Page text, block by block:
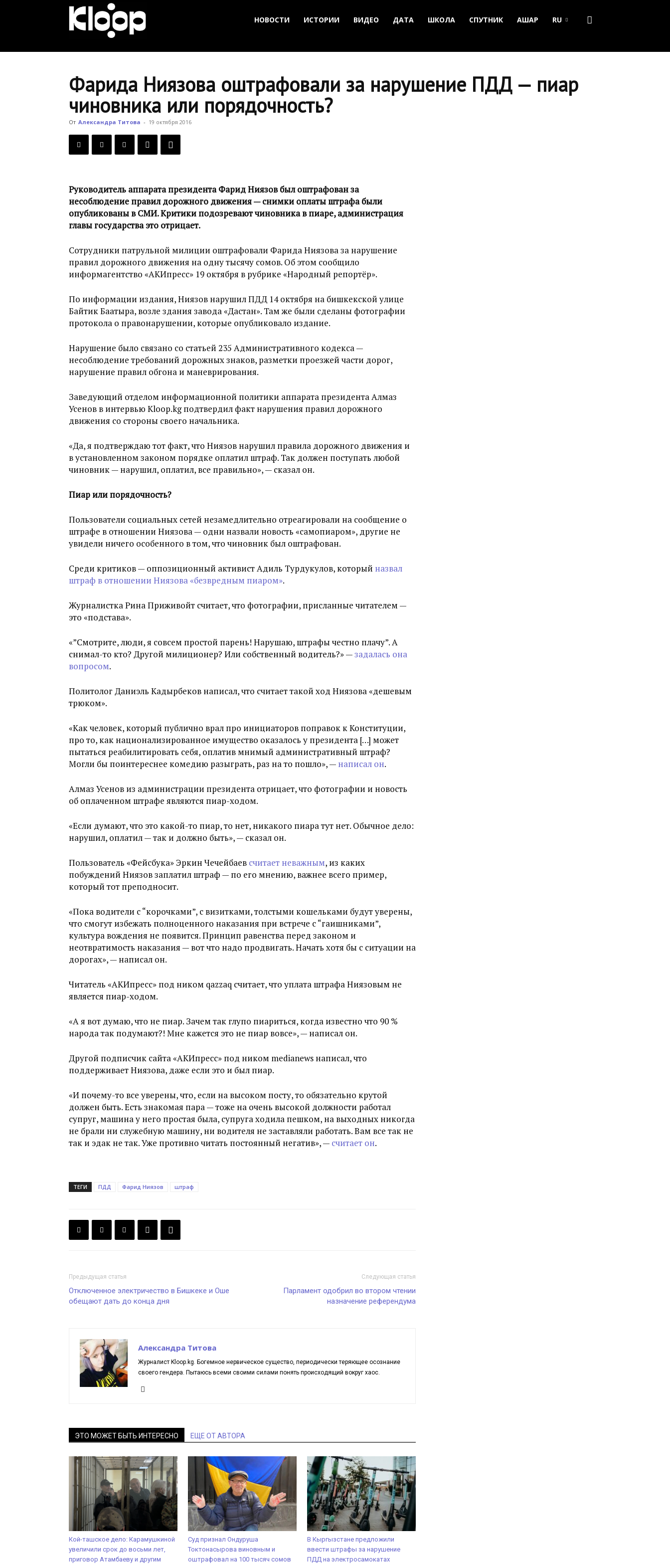
Новости
Кыргызстана
НОВОСТИ ИСТОРИИ ВИДЕО ДАТА ШКОЛА СПУТНИК АШАР RU
Фарида Ниязова оштрафовали за нарушение ПДД — пиар
чиновника или порядочность?
От Александра Титова - 19 октября 2016
Руководитель аппарата президента Фарид Ниязов был оштрафован за
несоблюдение правил дорожного движения — снимки оплаты штрафа были
опубликованы в СМИ. Критики подозревают чиновника в пиаре, администрация
главы государства это отрицает.
Сотрудники патрульной милиции оштрафовали Фарида Ниязова за нарушение
правил дорожного движения на одну тысячу сомов. Об этом сообщило
информагентство «АКИпресс» 19 октября в рубрике «Народный репортёр».
По информации издания, Ниязов нарушил ПДД 14 октября на бишкекской улице
Байтик Баатыра, возле здания завода «Дастан». Там же были сделаны фотографии
протокола о правонарушении, которые опубликовало издание.
Нарушение было связано со статьей 235 Административного кодекса —
несоблюдение требований дорожных знаков, разметки проезжей части дорог,
нарушение правил обгона и маневрирования.
Заведующий отделом информационной политики аппарата президента Алмаз
Усенов в интервью Kloop.kg подтвердил факт нарушения правил дорожного
движения со стороны своего начальника.
«Да, я подтверждаю тот факт, что Ниязов нарушил правила дорожного движения и
в установленном законом порядке оплатил штраф. Так должен поступать любой
чиновник — нарушил, оплатил, все правильно», — сказал он.
Пиар или порядочность?
Пользователи социальных сетей незамедлительно отреагировали на сообщение о
штрафе в отношении Ниязова — одни назвали новость «самопиаром», другие не
увидели ничего особенного в том, что чиновник был оштрафован.
Среди критиков — оппозиционный активист Адиль Турдукулов, который назвал
штраф в отношении Ниязова «безвредным пиаром».
Журналистка Рина Приживойт считает, что фотографии, присланные читателем —
это «подстава».
«”Смотрите, люди, я совсем простой парень! Нарушаю, штрафы честно плачу”. А
снимал-то кто? Другой милиционер? Или собственный водитель?» —задалась она
вопросом.
Политолог Даниэль Кадырбеков написал, что считает такой ход Ниязова «дешевым
трюком».
«Как человек, который публично врал про инициаторов поправок к Конституции,
про то, как национализированное имущество оказалось у президента […] может
пытаться реабилитировать себя, оплатив мнимый административный штраф?
Могли бы поинтереснее комедию разыграть, раз на то пошло», — написал он.
Алмаз Усенов из администрации президента отрицает, что фотографии и новость
об оплаченном штрафе являются пиар-ходом.
«Если думают, что это какой-то пиар, то нет, никакого пиара тут нет. Обычное дело:
нарушил, оплатил — так и должно быть», — сказал он.
Пользователь «Фейсбука» Эркин Чечейбаев считает неважным, из каких
побуждений Ниязов заплатил штраф — по его мнению, важнее всего пример,
который тот преподносит.
«Пока водители с “корочками”, с визитками, толстыми кошельками будут уверены,
что смогут избежать полноценного наказания при встрече с “гаишниками”,
культура вождения не появится. Принцип равенства перед законом и
неотвратимость наказания — вот что надо продвигать. Начать хотя бы с ситуации на
дорогах», — написал он.
Читатель «АКИпресс» под ником qazzaq считает, что уплата штрафа Ниязовым не
является пиар-ходом.
«А я вот думаю, что не пиар. Зачем так глупо пиариться, когда известно что 90 %
народа так подумают?! Мне кажется это не пиар вовсе», — написал он.
Другой подписчик сайта «АКИпресс» под ником medianews написал, что
поддерживает Ниязова, даже если это и был пиар.
«И почему-то все уверены, что, если на высоком посту, то обязательно крутой
должен быть. Есть знакомая пара — тоже на очень высокой должности работал
супруг, машина у него простая была, супруга ходила пешком, на выходных никогда
не брали ни служебную машину, ни водителя не заставляли работать. Вам все так не
так и эдак не так. Уже противно читать постоянный негатив», — считает он.
ТЕГИ ПДД Фарид Ниязов штраф
Предыдущая статья
Отключенное электричество в Бишкеке и Оше
обещают дать до конца дня
Следующая статья
Парламент одобрил во втором чтении
назначение референдума
Александра Титова
Журналист Kloop.kg. Богемное нервическое существо, периодически теряющее осознание
своего гендера. Пытаюсь всеми своими силами понять происходящий вокруг хаос.
ЭТО МОЖЕТ БЫТЬ ИНТЕРЕСНО ЕЩЕ ОТ АВТОРА
Кой-ташское дело: Карамушкиной
увеличили срок до восьми лет,
приговор Атамбаеву и другим
Суд признал Ондуруша
Токтонасырова виновным и
оштрафовал на 100 тысяч сомов
В Кыргызстане предложили
ввести штрафы за нарушение
ПДД на электросамокатах